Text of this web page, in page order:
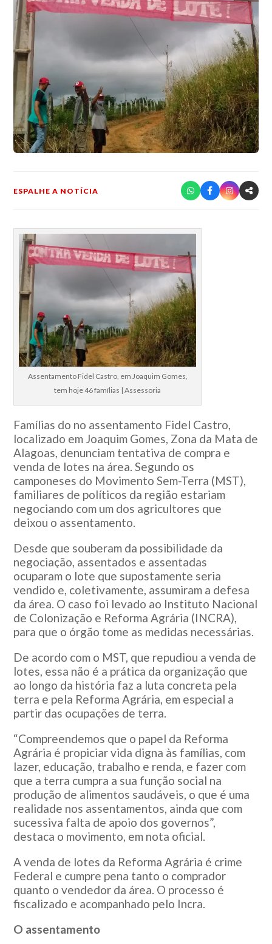
ESPALHE A NOTÍCIA
Assentamento Fidel Castro, em Joaquim Gomes,
tem hoje 46 famílias | Assessoria
Famílias do no assentamento Fidel Castro,
localizado em Joaquim Gomes, Zona da Mata de
Alagoas, denunciam tentativa de compra e
venda de lotes na área. Segundo os
camponeses do Movimento Sem-Terra (MST),
familiares de políticos da região estariam
negociando com um dos agricultores que
deixou o assentamento.
Desde que souberam da possibilidade da
negociação, assentados e assentadas
ocuparam o lote que supostamente seria
vendido e, coletivamente, assumiram a defesa
da área. O caso foi levado ao Instituto Nacional
de Colonização e Reforma Agrária (INCRA),
para que o órgão tome as medidas necessárias.
De acordo com o MST, que repudiou a venda de
lotes, essa não é a prática da organização que
ao longo da história faz a luta concreta pela
terra e pela Reforma Agrária, em especial a
partir das ocupações de terra.
“Compreendemos que o papel da Reforma
Agrária é propiciar vida digna às famílias, com
lazer, educação, trabalho e renda, e fazer com
que a terra cumpra a sua função social na
produção de alimentos saudáveis, o que é uma
realidade nos assentamentos, ainda que com
sucessiva falta de apoio dos governos”,
destaca o movimento, em nota oficial.
A venda de lotes da Reforma Agrária é crime
Federal e cumpre pena tanto o comprador
quanto o vendedor da área. O processo é
fiscalizado e acompanhado pelo Incra.
O assentamento